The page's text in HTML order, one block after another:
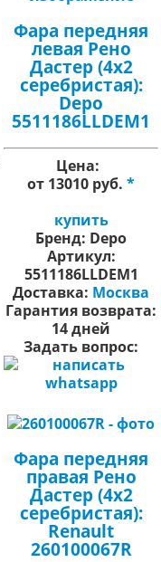
Фара передняя
левая Рено
Дастер (4х2
серебристая):
Depo
5511186LLDEM1
Цена:
от 13010 руб. *
купить
Бренд: Depo
Артикул:
5511186LLDEM1
Доставка: Москва
Гарантия возврата:
14 дней
Задать вопрос:
Фара передняя
правая Рено
Дастер (4х2
серебристая):
Renault
260100067R